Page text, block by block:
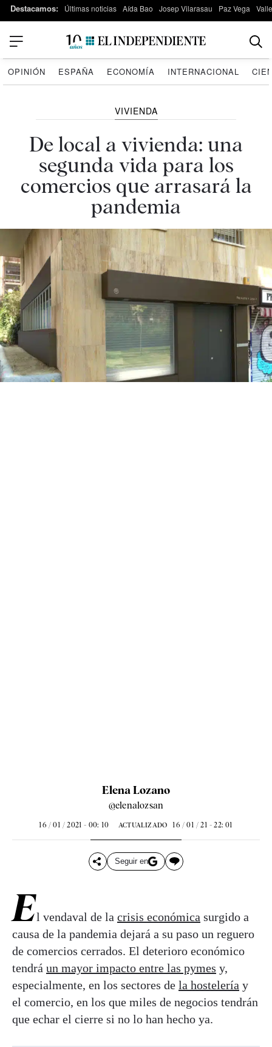
Destacamos: Últimas noticias Aída Bao Josep Vilarasau Paz Vega
OPINIÓN ESPAÑA ECONOMÍA INTERNACIONAL
VIVIENDA
De local a vivienda: una
segunda vida para los
comercios que arrasará la
pandemia
Elena Lozano
@elenalozsan
16 / 01 / 2021 - 00: 10 ACTUALIZADO 16 / 01 / 21 - 22: 01
Seguir en
El vendaval de la crisis económica surgido a
causa de la pandemia dejará a su paso un reguero
de comercios cerrados. El deterioro económico
tendrá un mayor impacto entre las pymes y,
especialmente, en los sectores de la hostelería y
el comercio, en los que miles de negocios tendrán
que echar el cierre si no lo han hecho ya.